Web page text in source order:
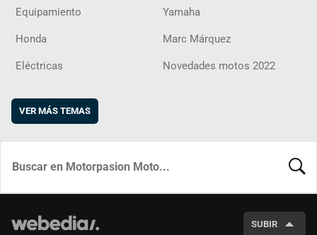
Equipamiento Yamaha
Honda Marc Márquez
Eléctricas Novedades motos 2022
VER MÁS TEMAS
SUBIR